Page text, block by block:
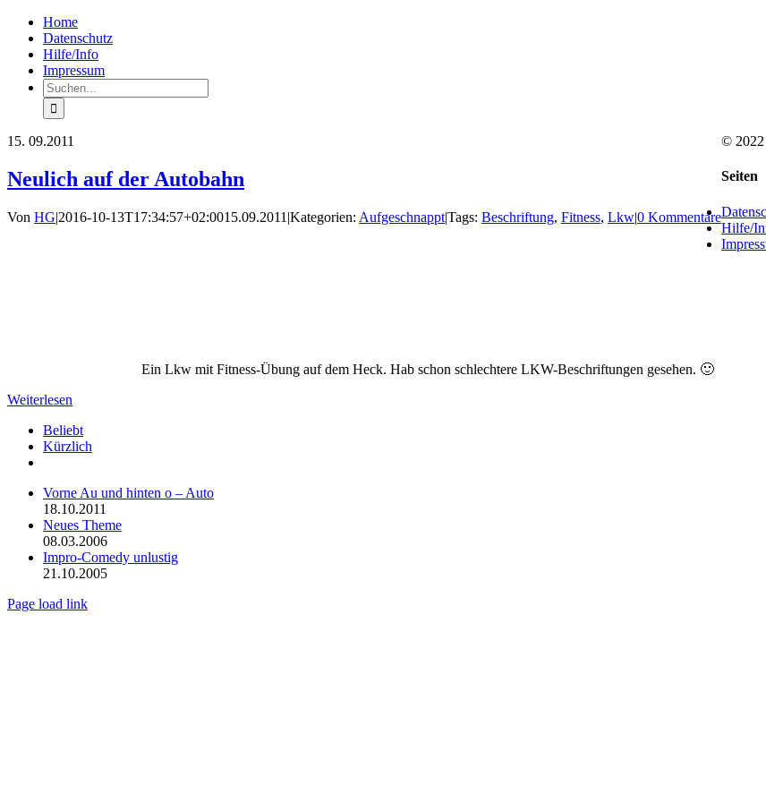
Zum
Inhalt
springen
FacebookHome
Datenschutz
Hilfe/Info
Impressum
Suche
nach:
15. 09.2011
Neulich auf der Autobahn
Von HG|2016-10-13T17:34:57+02:0015.09.2011 |Kategorien: Aufgeschnappt|Tags: Beschriftung, Fitness, Lkw|0 Kommentare
Ein Lkw mit Fitness-Übung auf dem Heck. Hab schon schlechtere LKW-Beschriftungen gesehen. 🙂
Weiterlesen
© 2022
Toggle
Bar
Area
Seiten
Hilfe/
Beliebt
Kürzlich
Vorne Au und hinten o – Auto
18.10.2011
Neues Theme
08.03.2006
Impro-Comedy unlustig
21.10.2005
Page load link